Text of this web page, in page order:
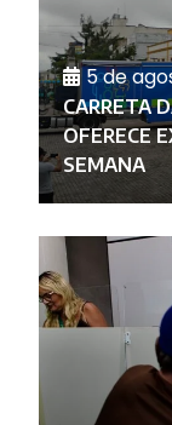
5 de
CARRETA
OFERECE
SEMANA